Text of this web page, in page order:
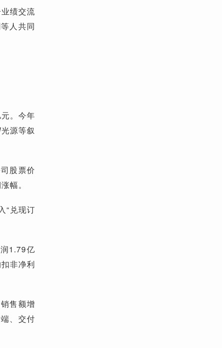
绩交流
人共同
。今年
源等叙
股票价
幅。
“兑现订
1.79亿
非净利
售额增
、交付